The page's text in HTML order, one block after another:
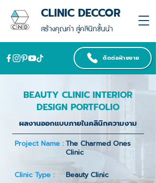
สร้างคุณค่า สู่คลินิกชั้นนำ
CLINIC DECCOR
ติดต่อฝ่ายขาย
BEAUTY CLINIC INTERIOR
DESIGN PORTFOLIO
ผลงานออกแบบภายในคลินิกความงาม
Project Name :The Charmed Ones
Clinic
Clinic Type :
Beauty Clinic